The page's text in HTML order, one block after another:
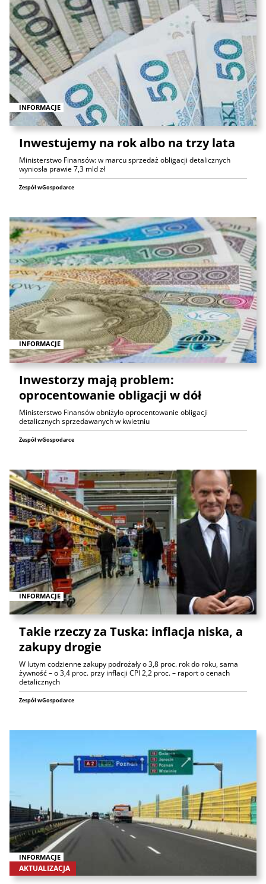
INFORMACJE
Inwestujemy na rok albo na trzy lata
Ministerstwo Finansów: w marcu sprzedaż obligacji detalicznych
wyniosła prawie 7,3 mld zł
Zespół wGospodarce
INFORMACJE
Inwestorzy mają problem:
oprocentowanie obligacji w dół
Ministerstwo Finansów obniżyło oprocentowanie obligacji
detalicznych sprzedawanych w kwietniu
Zespół wGospodarce
INFORMACJE
Takie rzeczy za Tuska: inflacja niska, a
zakupy drogie
W lutym codzienne zakupy podrożały o 3,8 proc. rok do roku, sama
żywność – o 3,4 proc. przy inflacji CPI 2,2 proc. – raport o cenach
detalicznych
Zespół wGospodarce
INFORMACJE
AKTUALIZACJA